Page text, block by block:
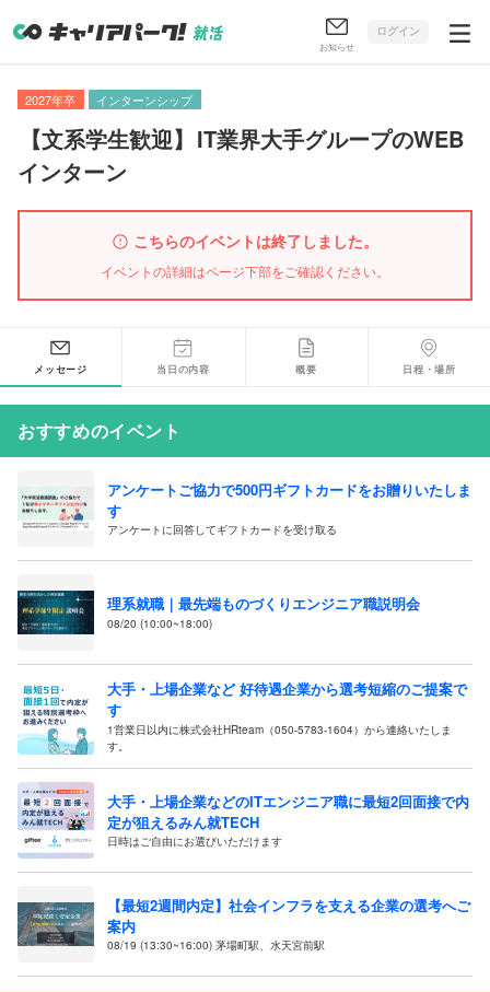
お知らせ
ログイン
2027年卒 インターンシップ
【文系学生歓迎】 IT業界大手グループのWEB
インターン
こちらのイベントは終了しました。
イベントの詳細はページ下部をご確認ください。
メッセージ 当日の内容 概要 日程・場所
おすすめのイベント
アンケートご協力で500円ギフトカードをお贈りいたしま
す
アンケートに回答してギフトカードを受け取る
理系就職｜最先端ものづくりエンジニア職説明会
08/20 (10:00~18:00)
大手・上場企業など 好待遇企業から選考短縮のご提案で
す
1営業日以内に株式会社HRteam（050-5783-1604）から連絡いたしま
す。
大手・上場企業などのITエンジニア職に最短2回面接で内
定が狙えるみん就TECH
日時はご自由にお選びいただけます
【最短2週間内定】社会インフラを支える企業の選考へご
案内
08/19 (13:30~16:00) 茅場町駅、水天宮前駅